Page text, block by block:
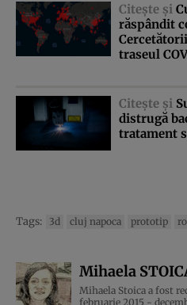
Citeşte şi
răspândit
traseul
Citeşte şi
distrugă
tratament
Tags: 3d cluj napoca prototip
Mihaela
Mihaela Stoica a fost
februarie 2015 -